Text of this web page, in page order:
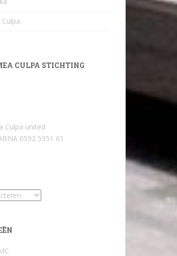
CULPA STICHTING
Culpa united
0592 5951 61